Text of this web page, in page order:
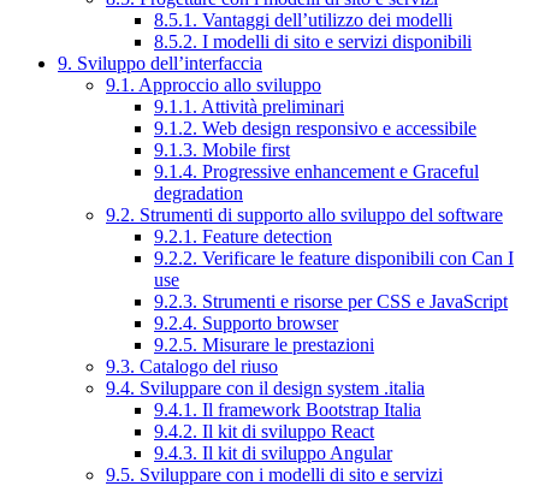
8.5.1. Vantaggi dell’utilizzo dei modelli
8.5.2. I modelli di sito e servizi disponibili
9. Sviluppo dell’interfaccia
9.1. Approccio allo sviluppo
9.1.1. Attività preliminari
9.1.2. Web design responsivo e accessibile
9.1.3. Mobile first
9.1.4. Progressive enhancement e Graceful
degradation
9.2. Strumenti di supporto allo sviluppo del software
9.2.1. Feature detection
9.2.2. Verificare le feature disponibili con Can I
use
9.2.3. Strumenti e risorse per CSS e JavaScript
9.2.4. Supporto browser
9.2.5. Misurare le prestazioni
9.3. Catalogo del riuso
9.4. Sviluppare con il design system .italia
9.4.1. Il framework Bootstrap Italia
9.4.2. Il kit di sviluppo React
9.4.3. Il kit di sviluppo Angular
9.5. Sviluppare con i modelli di sito e servizi